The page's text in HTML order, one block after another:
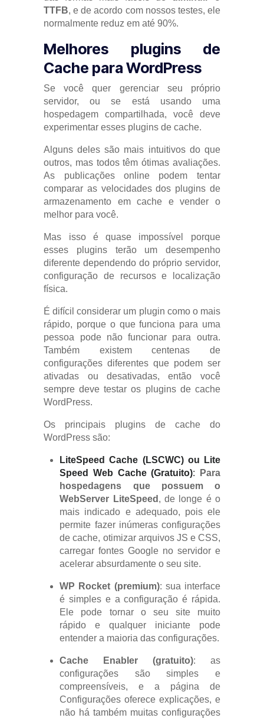
TTFB, e de acordo com nossos testes, ele
normalmente reduz em até 90%.
Melhores plugins de
Cache para WordPress
Se você quer gerenciar seu próprio
servidor, ou se está usando uma
hospedagem compartilhada, você deve
experimentar esses plugins de cache.
Alguns deles são mais intuitivos do que
outros, mas todos têm ótimas avaliações.
As publicações online podem tentar
comparar as velocidades dos plugins de
armazenamento em cache e vender o
melhor para você.
Mas isso é quase impossível porque
esses plugins terão um desempenho
diferente dependendo do próprio servidor,
configuração de recursos e localização
física.
É difícil considerar um plugin como o mais
rápido, porque o que funciona para uma
pessoa pode não funcionar para outra.
Também existem centenas de
configurações diferentes que podem ser
ativadas ou desativadas, então você
sempre deve testar os plugins de cache
WordPress.
Os principais plugins de cache do
WordPress são:
LiteSpeed Cache (LSCWC) ou Lite
Speed Web Cache (Gratuito):
Para
hospedagens que possuem o
WebServer LiteSpeed , de longe é o
mais indicado e adequado, pois ele
permite fazer inúmeras configurações
de cache, otimizar arquivos JS e CSS,
carregar fontes Google no servidor e
acelerar absurdamente o seu site.
WP Rocket (premium): sua interface
é simples e a configuração é rápida.
Ele pode tornar o seu site muito
rápido e qualquer iniciante pode
entender a maioria das configurações.
Cache Enabler (gratuito): as
configurações são simples e
compreensíveis, e a página de
Configurações oferece explicações, e
não há também muitas configurações